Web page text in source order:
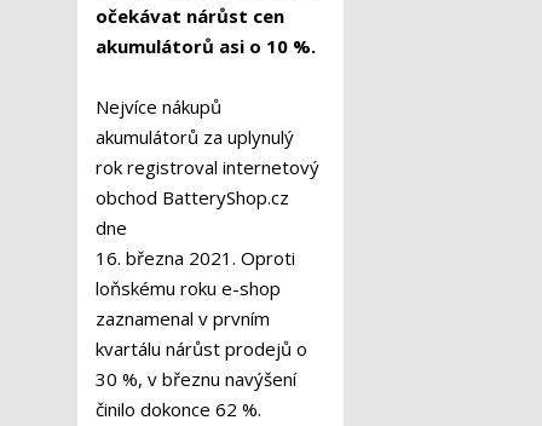
očekávat nárůst cen
akumulátorů asi o 10 %.
Nejvíce nákupů
akumulátorů za uplynulý
rok registroval internetový
obchod BatteryShop.cz
dne
16. března 2021. Oproti
loňskému roku e-shop
zaznamenal v prvním
kvartálu nárůst prodejů o
30 %, v březnu navýšení
činilo dokonce 62 %.